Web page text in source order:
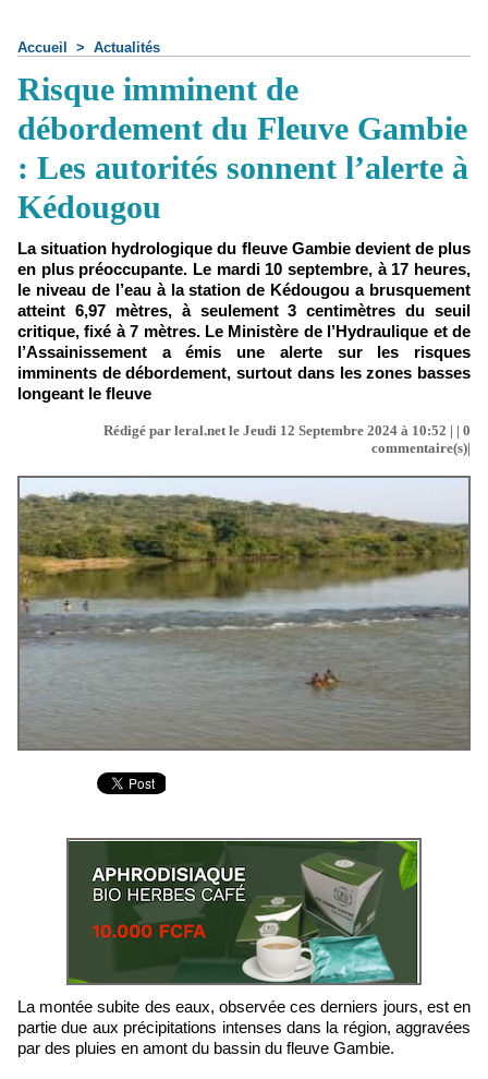
Accueil > Actualités
Risque imminent de
débordement du Fleuve Gambie
: Les autorités sonnent l’alerte à
Kédougou
La situation hydrologique du fleuve Gambie devient de plus
en plus préoccupante. Le mardi 10 septembre, à 17 heures,
le niveau de l’eau à la station de Kédougou a brusquement
atteint 6,97 mètres, à seulement 3 centimètres du seuil
critique, fixé à 7 mètres. Le Ministère de l’Hydraulique et de
l’Assainissement a émis une alerte sur les risques
imminents de débordement, surtout dans les zones basses
longeant le fleuve
Rédigé par leral.net le Jeudi 12 Septembre 2024 à 10:52 | | 0
commentaire(s)|
La montée subite des eaux, observée ces derniers jours, est en
partie due aux précipitations intenses dans la région, aggravées
par des pluies en amont du bassin du fleuve Gambie.